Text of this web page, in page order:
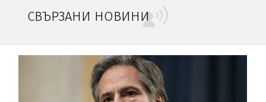
СВЪРЗАНИ НОВИНИ